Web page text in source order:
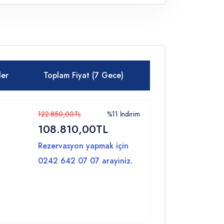
Toplam Fiyat (7 Gece)
122.850,00TL %11 İndirim
108.810,00TL
Rezervasyon yapmak için
0242 642 07 07 arayiniz.